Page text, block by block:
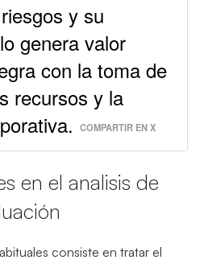
y su
genera valor
con la toma de
recursos y la
COMPARTIR EN X
en el analisis de
consiste en tratar el